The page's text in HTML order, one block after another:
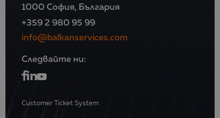
1000 София, България
+359 2 980 95 99
info@balkanservices.com
Следвайте ни:
Customer Ticket System